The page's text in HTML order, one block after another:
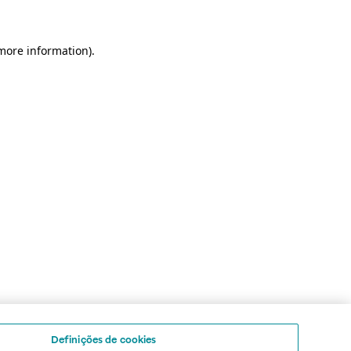
information).
Definições de cookies